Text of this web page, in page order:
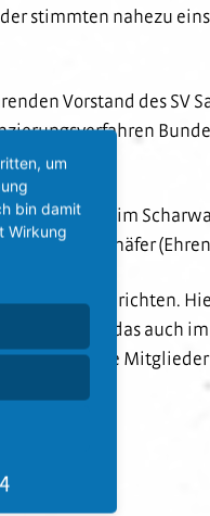
stimmten nahezu
Vorstand des SV
Achim
Joachim Schäfer
zu richten.
ein Thema, das auch
an, dass die Mitglieder
um
bin damit
Wirkung